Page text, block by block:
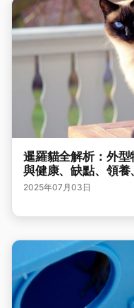
暹羅貓全解析：外
與健康、缺點、領
2025年07月03日